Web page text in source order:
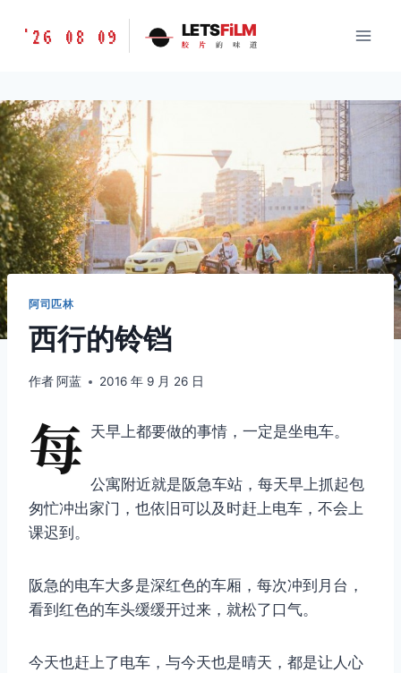
胶
味
道
LETSFILM
'26 08 09 LETSFiLM
胶 片 的 味 道
阿司匹林
西行的铃铛
作者 阿蓝 2016 年 9 月 26 日
每 天早上都要做的事情，一定是坐电车。
公寓附近就是阪急车站，每天早上抓起包
匆忙冲出家门，也依旧可以及时赶上电车，不会上
课迟到。
阪急的电车大多是深红色的车厢，每次冲到月台，
看到红色的车头缓缓开过来，就松了口气。
今天也赶上了电车，与今天也是晴天，都是让人心